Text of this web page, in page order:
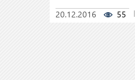
20.12.2016
55